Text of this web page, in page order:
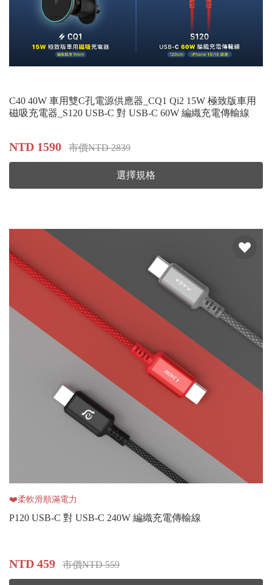
C40 40W 車用雙C孔電源供應器_CQ1 Qi2 15W 極致版車用
磁吸充電器_S120 USB-C 對 USB-C 60W 編織充電傳輸線
NTD 1590 市價NTD 2839
選擇規格
❤️柔軟滑順滿電力
P120 USB-C 對 USB-C 240W 編織充電傳輸線
NTD 459 市價NTD 559